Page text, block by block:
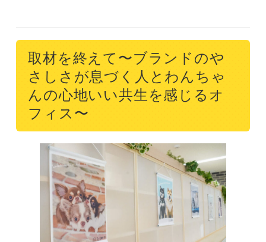
取材を終えて〜ブランドのや
さしさが息づく人とわんちゃ
んの心地いい共生を感じるオ
フィス〜